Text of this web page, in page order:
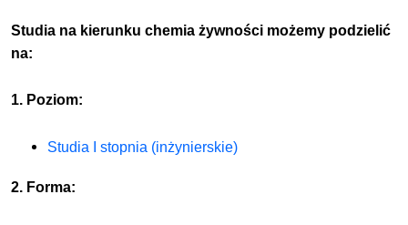
Studia na kierunku chemia żywności możemy podzielić
na:
1. Poziom:
Studia I stopnia (inżynierskie)
2. Forma: